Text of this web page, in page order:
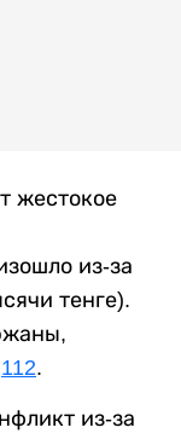
жестокое
из-за
тенге).
112.
из-за